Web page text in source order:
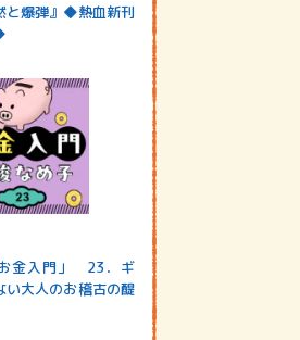
と爆弾』◆熱血新刊
金入門」 23．ギ
い大人のお稽古の醍